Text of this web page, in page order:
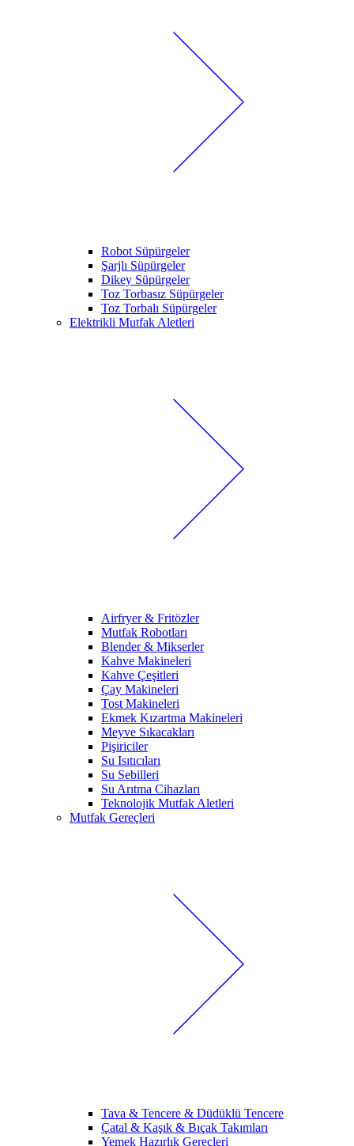
Robot Süpürgeler
Şarjlı Süpürgeler
Dikey Süpürgeler
Toz Torbasız Süpürgeler
Toz Torbalı Süpürgeler
Elektrikli Mutfak Aletleri
Airfryer & Fritözler
Mutfak Robotları
Blender & Mikserler
Kahve Makineleri
Kahve Çeşitleri
Çay Makineleri
Tost Makineleri
Ekmek Kızartma Makineleri
Meyve Sıkacakları
Pişiriciler
Su Isıtıcıları
Su Sebilleri
Su Arıtma Cihazları
Teknolojik Mutfak Aletleri
Mutfak Gereçleri
Tava & Tencere & Düdüklü Tencere
Çatal & Kaşık & Bıçak Takımları
Yemek Hazırlık Gereçleri